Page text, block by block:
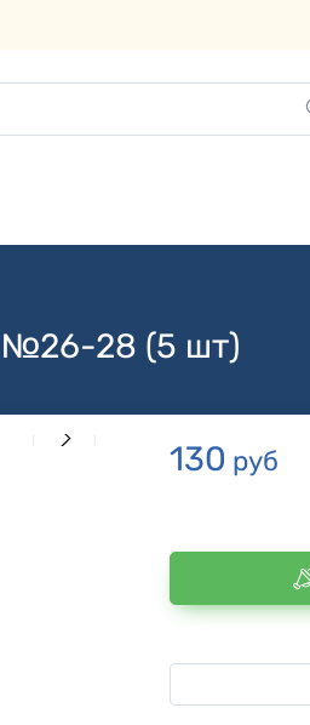
№26-28 (5 шт)
130 руб